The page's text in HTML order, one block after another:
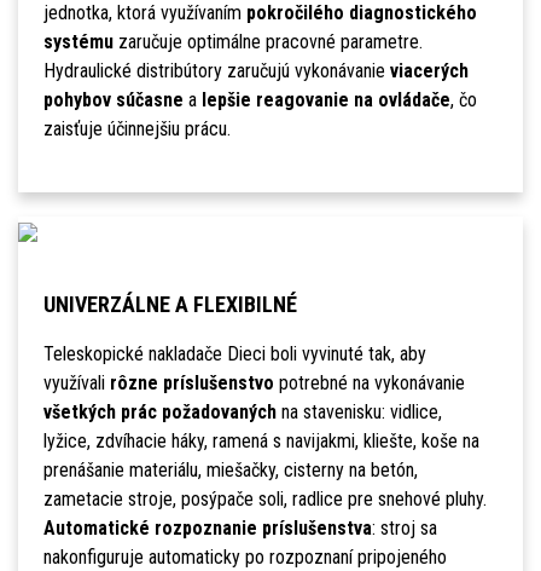
jednotka, ktorá využívaním pokročilého diagnostického
systémuzaručuje optimálne pracovné parametre.
Hydraulické distribútory zaručujú vykonávanie viacerých
pohybov súčasne a lepšie reagovanie na ovládače, čo
zaisťuje účinnejšiu prácu.
UNIVERZÁLNE A FLEXIBILNÉ
Teleskopické nakladače Dieci boli vyvinuté tak, aby
využívali rôzne príslušenstvo potrebné na vykonávanie
všetkých prác požadovanýchna stavenisku: vidlice,
lyžice, zdvíhacie háky, ramená s navijakmi, kliešte, koše na
prenášanie materiálu, miešačky, cisterny na betón,
zametacie stroje, posýpače soli, radlice pre snehové pluhy.
Automatické rozpoznanie príslušenstva: stroj sa
nakonfiguruje automaticky po rozpoznaní pripojeného